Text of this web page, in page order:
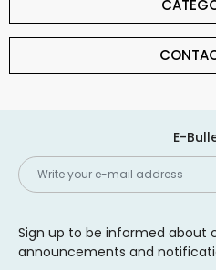
E-
Sign up to be informed about
announcements and